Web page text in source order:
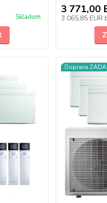
Skladom
3 771,00
3 065,85 EUR
Doprava